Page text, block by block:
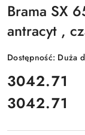
Brama SX
antracyt ,
Dostępność: Duża
cena:
3042.71
Cena:
3042.71